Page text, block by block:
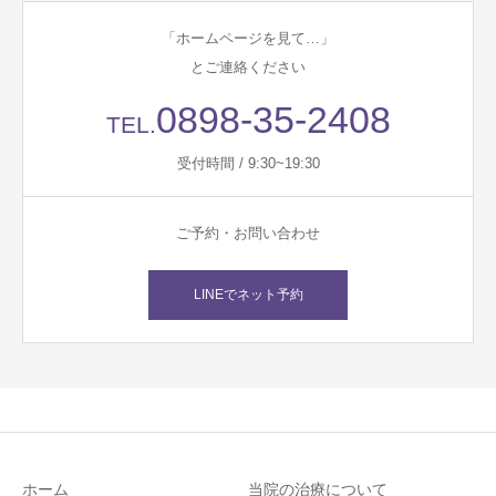
「ホームページを見て…」
とご連絡ください
TEL.0898-35-2408
受付時間 / 9:30~19:30
ご予約・お問い合わせ
LINEでネット予約
ホーム 当院の治療について